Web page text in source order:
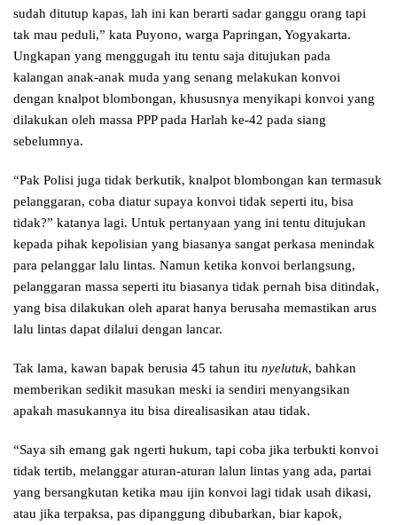
sudah ditutup kapas, lah ini kan berarti sadar ganggu orang tapi
tak mau peduli,” kata Puyono, warga Papringan, Yogyakarta.
Ungkapan yang menggugah itu tentu saja ditujukan pada
kalangan anak-anak muda yang senang melakukan konvoi
dengan knalpot blombongan, khususnya menyikapi konvoi yang
dilakukan oleh massa PPP pada Harlah ke-42 pada siang
sebelumnya.
“Pak Polisi juga tidak berkutik, knalpot blombongan kan termasuk
pelanggaran, coba diatur supaya konvoi tidak seperti itu, bisa
tidak?” katanya lagi. Untuk pertanyaan yang ini tentu ditujukan
kepada pihak kepolisian yang biasanya sangat perkasa menindak
para pelanggar lalu lintas. Namun ketika konvoi berlangsung,
pelanggaran massa seperti itu biasanya tidak pernah bisa ditindak,
yang bisa dilakukan oleh aparat hanya berusaha memastikan arus
lalu lintas dapat dilalui dengan lancar.
Tak lama, kawan bapak berusia 45 tahun itu nyelutuk, bahkan
memberikan sedikit masukan meski ia sendiri menyangsikan
apakah masukannya itu bisa direalisasikan atau tidak.
“Saya sih emang gak ngerti hukum, tapi coba jika terbukti konvoi
tidak tertib, melanggar aturan-aturan lalun lintas yang ada, partai
yang bersangkutan ketika mau ijin konvoi lagi tidak usah dikasi,
atau jika terpaksa, pas dipanggung dibubarkan, biar kapok,